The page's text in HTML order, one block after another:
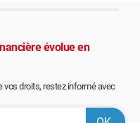
évolue en
vos droits, restez informé avec